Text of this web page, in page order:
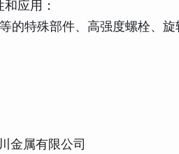
应用：
的特殊部件、高强度螺栓、旋
金属有限公司